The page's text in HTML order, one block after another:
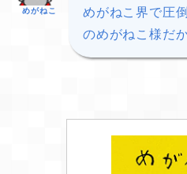
めがねこ
めがねこ界で圧
のめがねこ様だ